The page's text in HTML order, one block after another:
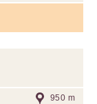
950 m